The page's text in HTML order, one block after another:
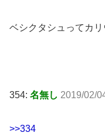
ベシクタシュってカ
354: 名無し 2019/02/
>>334